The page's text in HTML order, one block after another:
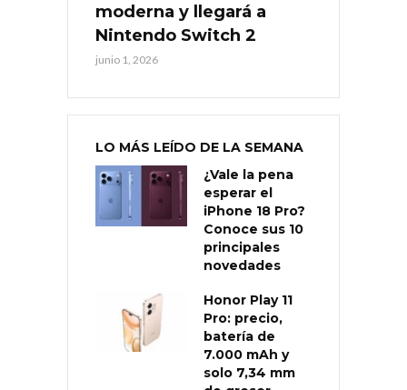
moderna y llegará a
Nintendo Switch 2
junio 1, 2026
LO MÁS LEÍDO DE LA SEMANA
¿Vale la pena
esperar el
iPhone 18 Pro?
Conoce sus 10
principales
novedades
Honor Play 11
Pro: precio,
batería de
7.000 mAh y
solo 7,34 mm